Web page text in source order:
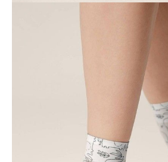
POWIADOM MNIE O DOSTĘPNOŚCI